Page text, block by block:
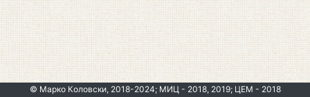
© Марко Коловски, 2018-2024; МИЦ - 2018, 2019; ЦЕМ - 2018